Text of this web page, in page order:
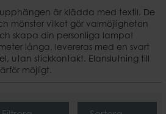
är klädda med textil. De
mönster vilket gör valmöjligheten
skapa din personliga lampa!
långa, levereras med en svart
utan stickkontakt. Elanslutning till
möjligt.